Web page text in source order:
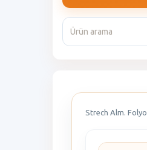
Strech Alm. Folyo